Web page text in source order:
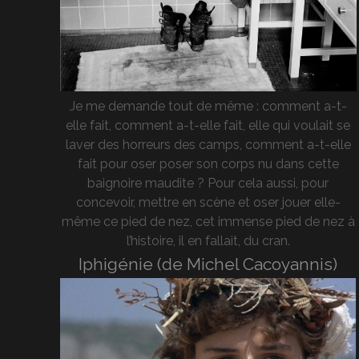
Je me demande tout de même : comment a-t-
elle fait, comment a-t-elle fait, elle qui voulait se
laver des horreurs des camps, comment a-t-elle
fait pour oser poser son corps nu dans cette
baignoire maudite ? Pour cela aussi, pour
concevoir, mettre en scène et oser jouer elle-
même ce pied de nez, cet immense pied de nez à
l’histoire, il en fallait, du cran.
Iphigénie (de Michel Cacoyannis)